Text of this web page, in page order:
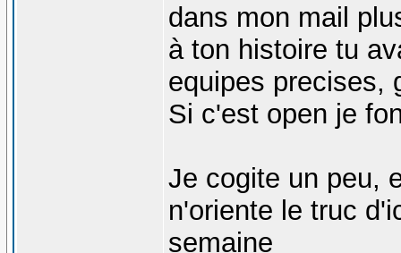
dans mon mail
à ton histoire tu
equipes precises,
Si c'est open je
Je cogite un peu,
n'oriente le truc
semaine